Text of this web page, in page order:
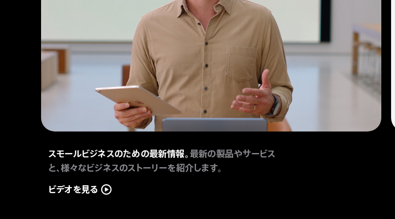
スモールビジネスのための最新情 報。 最新の製品やサービス
と、様々なビジネスのストーリーを紹介しま す。
ビデオを見る